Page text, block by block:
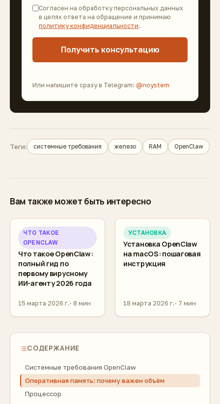
Согласен на обработку персональных данных
в целях ответа на обращение и принимаю
политику конфиденциальности.
Получить консультацию
Или напишите сразу в Telegram: @noystem
Теги: системные требования железо RAM OpenClaw
Вам также может быть интересно
ЧТО ТАКОЕ
OPENCLAW
Что такое OpenClaw:
полный гид по
первому вирусному
ИИ-агенту 2026 года
15 марта 2026 г. 8 мин
УСТАНОВКА
Установка OpenClaw
на macOS: пошаговая
инструкция
18 марта 2026 г. 7 мин
СОДЕРЖАНИЕ
Системные требования OpenClaw
Оперативная память: почему важен объём
Процессор